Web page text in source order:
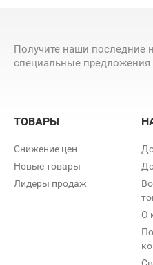
Получите наши последние
специальные предложения
ТОВАРЫ
Снижение цен
Новые товары
Лидеры продаж
О